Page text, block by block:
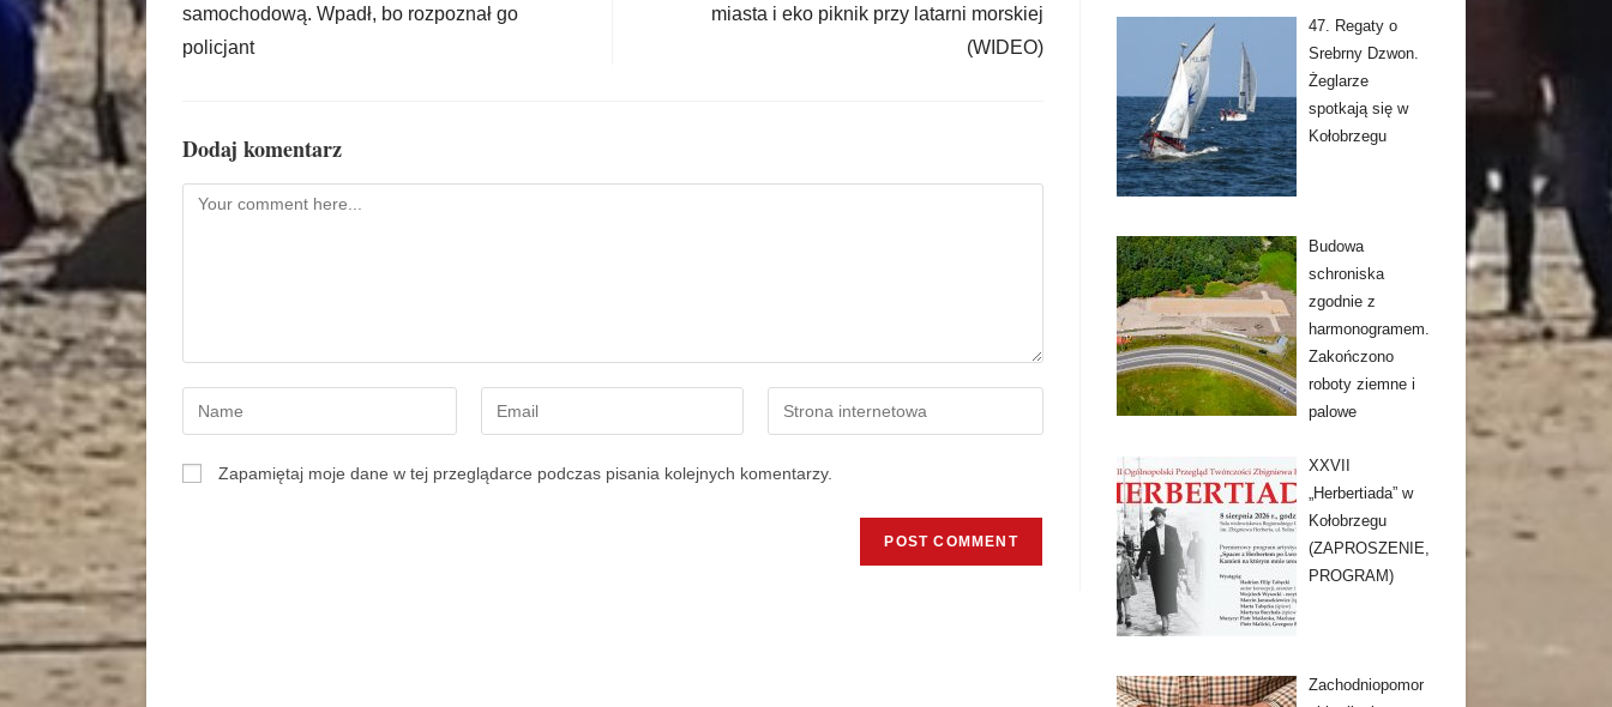
samochodową. Wpadł, bo rozpoznał go
policjant
miasta i eko piknik przy latarni morskiej
(WIDEO)
Dodaj komentarz
Zapamiętaj moje dane w tej przeglądarce podczas pisania kolejnych komentarzy.
47. Regaty o
Srebrny Dzwon.
Żeglarze
spotkają się w
Kołobrzegu
Budowa
schroniska
zgodnie z
harmonogramem.
Zakończono
roboty ziemne i
palowe
XXVII
„Herbertiada” w
Kołobrzegu
(ZAPROSZENIE,
PROGRAM)
Zachodniopomor